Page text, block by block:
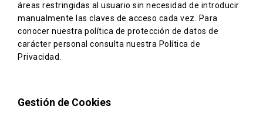
áreas restringidas al usuario sin necesidad de introducir
manualmente las claves de acceso cada vez. Para
conocer nuestra política de protección de datos de
carácter personal consulta nuestra Política de
Privacidad.
Gestión de Cookies